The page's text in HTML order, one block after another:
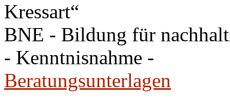
Kressart“
BNE - Bildung für
- Kenntnisnahme -
Beratungsunterlagen